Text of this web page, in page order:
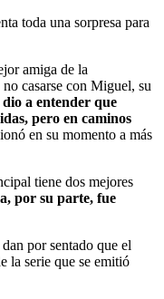
toda una sorpresa para
amiga de la
casarse con Miguel, su
a entender que
pero en caminos
en su momento a más
tiene dos mejores
por su parte, fue
por sentado que el
la serie que se emitió